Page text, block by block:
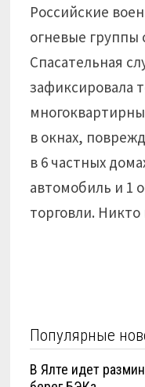
Российские
огневые группы
Спасательная
зафиксировала
в окнах,
в 6 частных
автомобиль и 1
торговли.
Популярные
В Ялте идет